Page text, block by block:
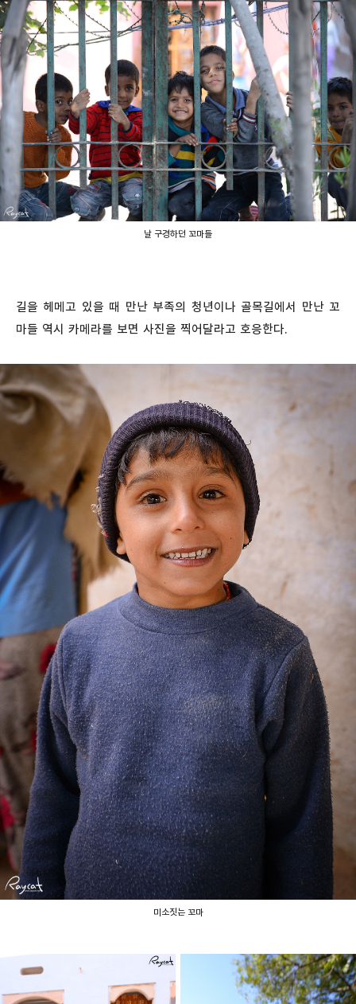
날 구경하던 꼬마들
길을 헤메고 있을 때 만난 부족의 청년이나 골목길에서 만난 꼬
마들 역시 카메라를 보면 사진을 찍어달라고 호응한다.
미소짓는 꼬마